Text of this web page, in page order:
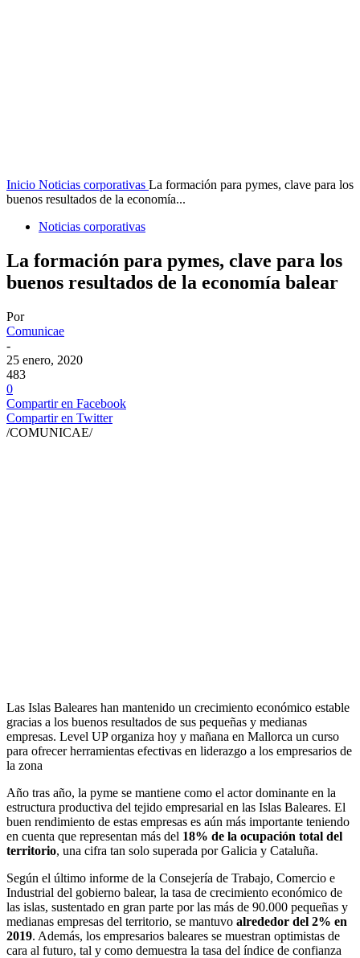
Inicio Noticias corporativas La formación para pymes, clave para los
buenos resultados de la economía...
Noticias corporativas
La formación para pymes, clave para los
buenos resultados de la economía balear
Por
Comunicae
-
25 enero, 2020
483
0
Compartir en Facebook
Compartir en Twitter
/COMUNICAE/
Las Islas Baleares han mantenido un crecimiento económico estable
gracias a los buenos resultados de sus pequeñas y medianas
empresas. Level UP organiza hoy y mañana en Mallorca un curso
para ofrecer herramientas efectivas en liderazgo a los empresarios de
la zona
Año tras año, la pyme se mantiene como el actor dominante en la
estructura productiva del tejido empresarial en las Islas Baleares. El
buen rendimiento de estas empresas es aún más importante teniendo
en cuenta que representan más del 18% de la ocupación total del
territorio, una cifra tan solo superada por Galicia y Cataluña.
Según el último informe de la Consejería de Trabajo, Comercio e
Industrial del gobierno balear, la tasa de crecimiento económico de
las islas, sustentado en gran parte por las más de 90.000 pequeñas y
medianas empresas del territorio, se mantuvo alrededor del 2% en
2019. Además, los empresarios baleares se muestran optimistas de
cara al futuro, tal y como demuestra la tasa del índice de confianza